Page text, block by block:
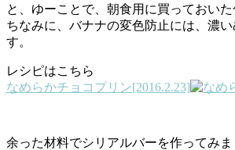
と、ゆーことで、朝食用に買っておい
ちなみに、バナナの変色防止には、濃
す。
レシピはこちら
なめらかチョコプリン[2016.2.23]
余った材料でシリアルバーを作ってみま